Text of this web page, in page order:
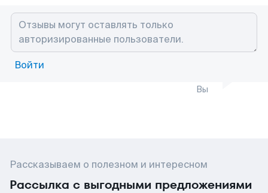
Войти
Вы
Рассказываем о полезном и интересном
Рассылка с выгодными предложениями